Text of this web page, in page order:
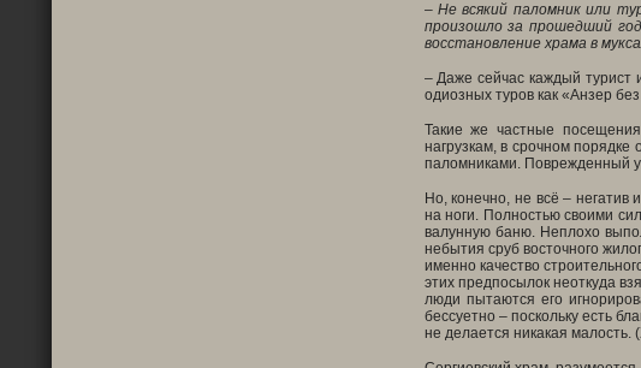
– Не всякий паломник или
произошло за прошедший
восстановление храма в
– Даже сейчас каждый турист
одиозных туров как «Анзер
Такие же частные
нагрузкам, в срочном порядке
паломниками. Поврежденный
Но, конечно, не всё – негатив
на ноги. Полностью своими
валунную баню. Неплохо
небытия сруб восточного
именно качество
этих предпосылок неоткуда
люди пытаются его
бессуетно – поскольку есть
не делается никакая